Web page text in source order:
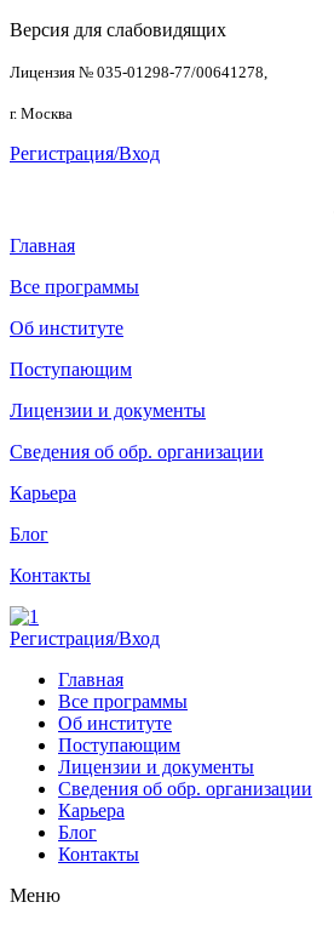
Версия для слабовидящих
Лицензия № 035-01298-77/00641278,
г. Москва
Регистрация/Вход
Главная
Все программы
Об институте
Поступающим
Лицензии и документы
Сведения об обр. организации
Карьера
Блог
Контакты
Регистрация/Вход
Главная
Все программы
Об институте
Поступающим
Лицензии и документы
Сведения об обр. организации
Карьера
Блог
Контакты
Меню